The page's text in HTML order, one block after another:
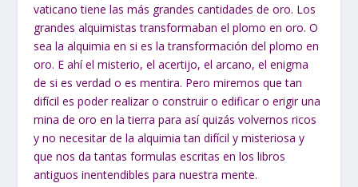
vaticano tiene las más grandes cantidades de oro. Los
grandes alquimistas transformaban el plomo en oro. O
sea la alquimia en si es la transformación del plomo en
oro. E ahí el misterio, el acertijo, el arcano, el enigma
de si es verdad o es mentira. Pero miremos que tan
difícil es poder realizar o construir o edificar o erigir una
mina de oro en la tierra para así quizás volvernos ricos
y no necesitar de la alquimia tan difícil y misteriosa y
que nos da tantas formulas escritas en los libros
antiguos inentendibles para nuestra mente.